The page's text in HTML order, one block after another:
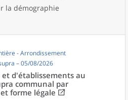
la démographie
- Arrondissement
– 05/08/2026
d'établissements au
communal par
forme légale